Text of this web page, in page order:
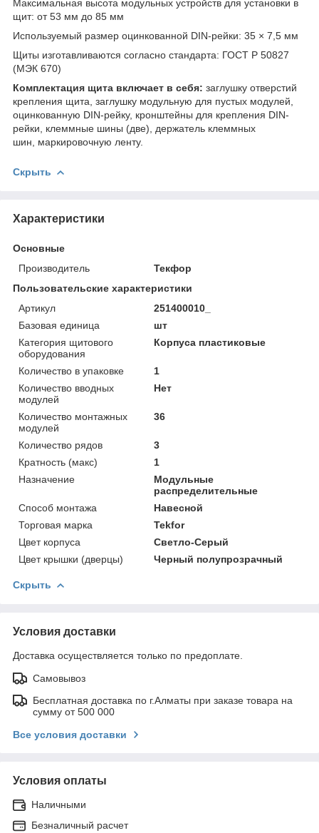
Максимальная высота модульных устройств для установки в
щит: от 53 мм до 85 мм
Используемый размер оцинкованной DIN-рейки: 35 × 7,5 мм
Щиты изготавливаются согласно стандарта: ГОСТ Р 50827
(МЭК 670)
Комплектация щита включает в себя: заглушку отверстий
крепления щита, заглушку модульную для пустых модулей,
оцинкованную DIN-рейку, кронштейны для крепления DIN-
рейки, клеммные шины (две), держатель клеммных
шин, маркировочную ленту.
Скрыть
Характеристики
Основные
Производитель
Текфор
Пользовательские характеристики
Артикул
251400010_
Базовая единица
шт
Категория щитового
оборудования
Корпуса пластиковые
Количество в упаковке
1
Количество вводных
модулей
Нет
Количество монтажных
модулей
36
Количество рядов
3
Кратность (макс)
1
Назначение
Модульные
распределительные
Способ монтажа
Навесной
Торговая марка
Tekfor
Цвет корпуса
Светло-Серый
Цвет крышки (дверцы)
Черный полупрозрачный
Скрыть
Условия доставки
Доставка осуществляется только по предоплате.
Самовывоз
Бесплатная доставка по г.Алматы при заказе товара на
сумму от 500 000
Все условия доставки
Условия оплаты
Наличными
Безналичный расчет